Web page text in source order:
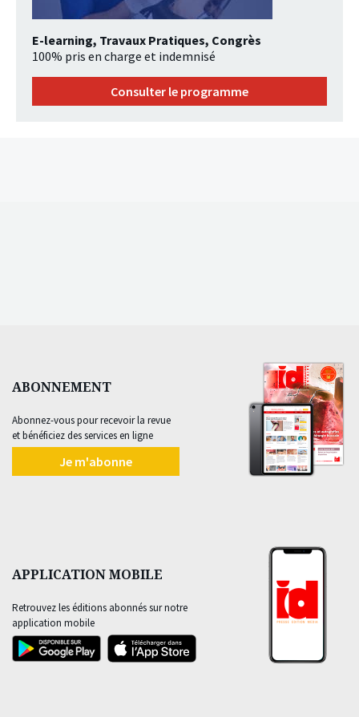
E-learning, Travaux Pratiques, Congrès
100% pris en charge et indemnisé
Consulter le programme
ABONNEMENT
Abonnez-vous pour recevoir la revue
et bénéficiez des services en ligne
Je m'abonne
APPLICATION MOBILE
Retrouvez les éditions abonnés sur notre
application mobile